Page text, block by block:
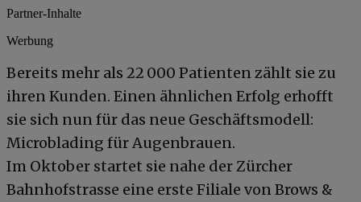
Partner-Inhalte
Werbung
Bereits mehr als 22 000 Patienten zählt sie zu
ihren Kunden. Einen ähnlichen Erfolg erhofft
sie sich nun für das neue Geschäftsmodell:
Microblading für Augenbrauen.
Im Oktober startet sie nahe der Zürcher
Bahnhofstrasse eine erste Filiale von Brows &